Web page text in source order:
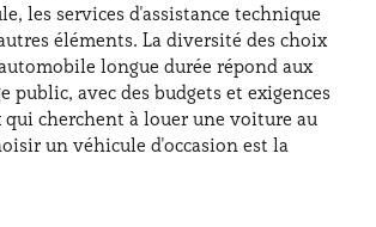
les services d'assistance technique
éléments. La diversité des choix
longue durée répond aux
public, avec des budgets et exigences
qui cherchent à louer une voiture au
un véhicule d'occasion est la